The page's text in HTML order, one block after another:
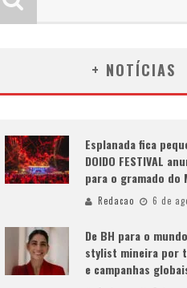
+ NOTÍCIAS
Esplanada fica
DOIDO FESTIVAL
para o gramado do
Redacao 6 de
De BH para o
stylist mineira por
e campanhas